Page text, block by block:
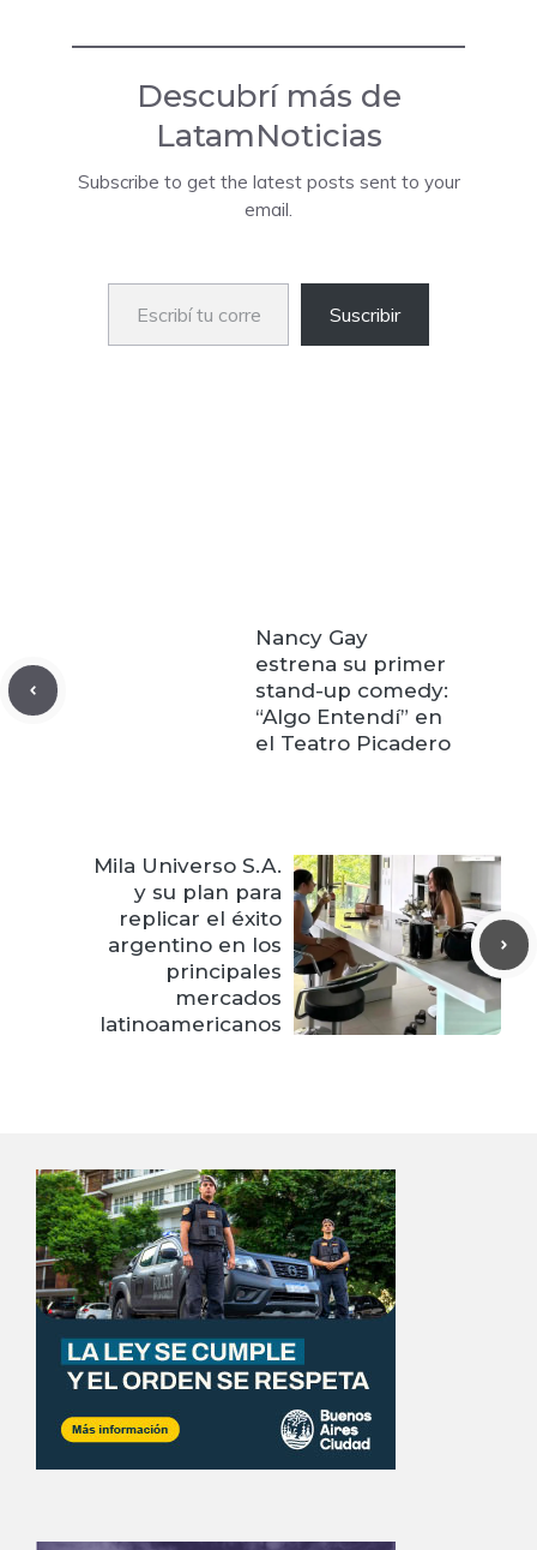
Descubrí más de
LatamNoticias
Subscribe to get the latest posts sent to your
email.
Escribí tu correo electrónico…
Suscribir
Nancy Gay
estrena su primer
stand-up comedy:
“Algo Entendí” en
el Teatro Picadero
Mila Universo S.A.
y su plan para
replicar el éxito
argentino en los
principales
mercados
latinoamericanos